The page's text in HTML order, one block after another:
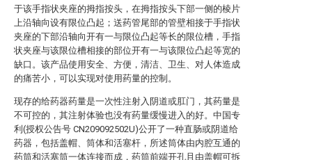
于该手指状夹座的拇指按头，在拇指按头下部一侧的棱片
上沿轴向设有限位凸起；送药管尾部的管壁相接于手指状
夹座的下部沿轴向开有一与限位凸起等长的限位槽，手指
状夹座与该限位槽相接的部位开有一与该限位凸起等宽的
缺口。该产品使用安全、方便，清洁、卫生、对人体造成
的痛苦小，可以实现对使用药量的控制。
现存的给药器药量是一次性注射入阴道或肛门，其药量是
不可控的，其注射体验也没有药量缓慢进入的好。中国专
利(授权公告号 CN209092502U)公开了一种直肠或阴道给
药器，包括盖帽、筒体和活塞杆，所述筒体由内腔互通的
药筒和活塞筒一体连接而成，药筒前端开孔且由盖帽可拆